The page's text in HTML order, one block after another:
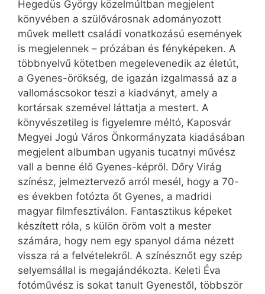
Hegedüs György közelmúltban megjelent
könyvében a szülővárosnak adományozott
művek mellett családi vonatkozású események
is megjelennek – prózában és fényképeken. A
többnyelvű kötetben megelevenedik az életút,
a Gyenes-örökség, de igazán izgalmassá az a
vallomáscsokor teszi a kiadványt, amely a
kortársak szemével láttatja a mestert. A
könyvészetileg is figyelemre méltó, Kaposvár
Megyei Jogú Város Önkormányzata kiadásában
megjelent albumban ugyanis tucatnyi művész
vall a benne élő Gyenes-képről. Dőry Virág
színész, jelmeztervező arról mesél, hogy a 70-
es években fotózta őt Gyenes, a madridi
magyar filmfesztiválon. Fantasztikus képeket
készített róla, s külön öröm volt a mester
számára, hogy nem egy spanyol dáma nézett
vissza rá a felvételekről. A színésznőt egy szép
selyemsállal is megajándékozta. Keleti Éva
fotóművész is sokat tanult Gyenestől, többször